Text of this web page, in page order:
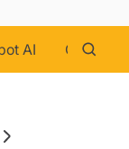
AI Chăm